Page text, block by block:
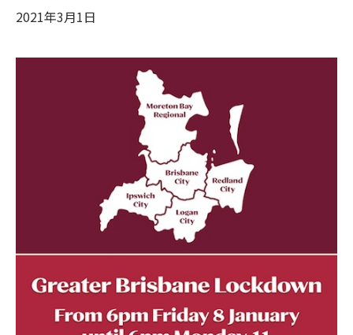
2021年3月1日